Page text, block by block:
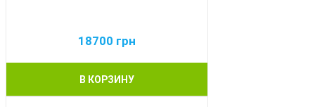
18700 грн
В КОРЗИНУ